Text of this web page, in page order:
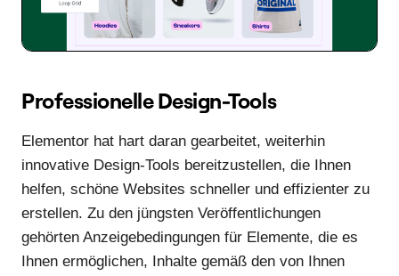
Professionelle Design-Tools
Elementor hat hart daran gearbeitet, weiterhin
innovative Design-Tools bereitzustellen, die Ihnen
helfen, schöne Websites schneller und effizienter zu
erstellen. Zu den jüngsten Veröffentlichungen
gehörten Anzeigebedingungen für Elemente, die es
Ihnen ermöglichen, Inhalte gemäß den von Ihnen